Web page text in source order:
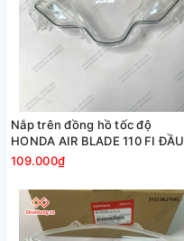
Nắp trên đồng hồ tốc độ
HONDA AIR BLADE 110 FI ĐẦU
BÒ BÉO
109.000₫